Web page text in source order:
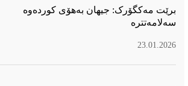
برێت مەکگۆرک: جیهان بەهۆی کوردەوە
سەلامەتترە
23.01.2026